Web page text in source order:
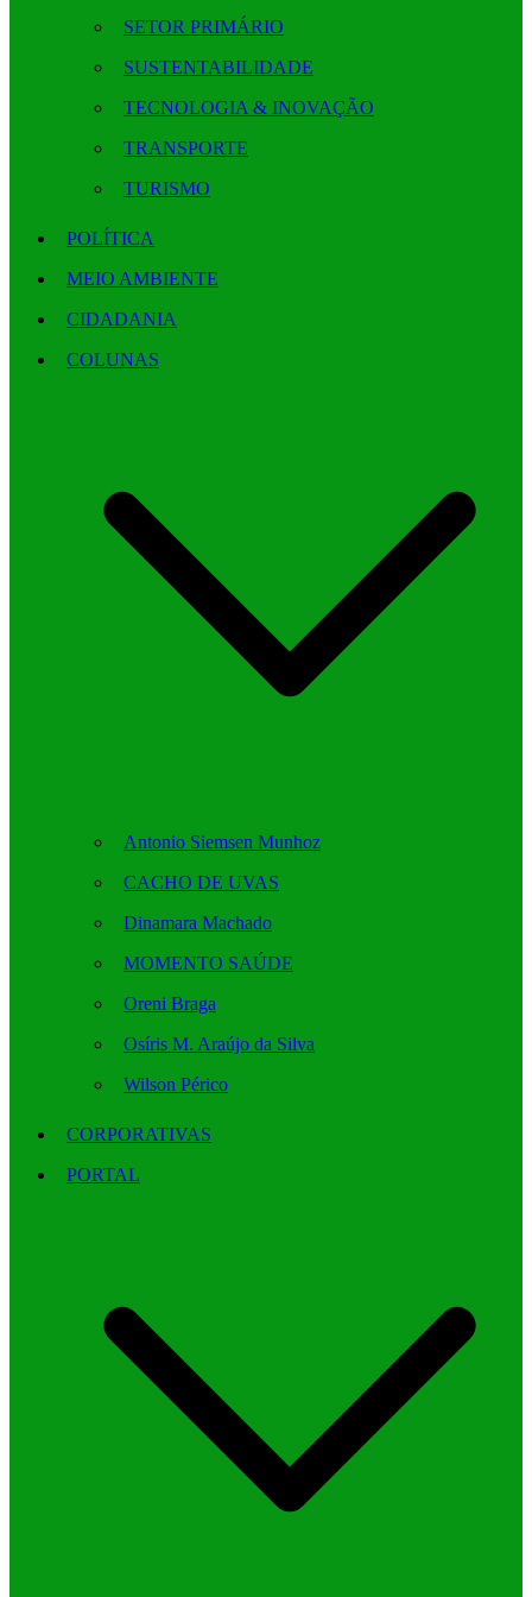
SETOR PRIMÁRIO
SUSTENTABILIDADE
TECNOLOGIA & INOVAÇÃO
TRANSPORTE
TURISMO
POLÍTICA
MEIO AMBIENTE
CIDADANIA
COLUNAS
Antonio Siemsen Munhoz
CACHO DE UVAS
Dinamara Machado
MOMENTO SAÚDE
Oreni Braga
Osíris M. Araújo da Silva
Wilson Périco
CORPORATIVAS
PORTAL